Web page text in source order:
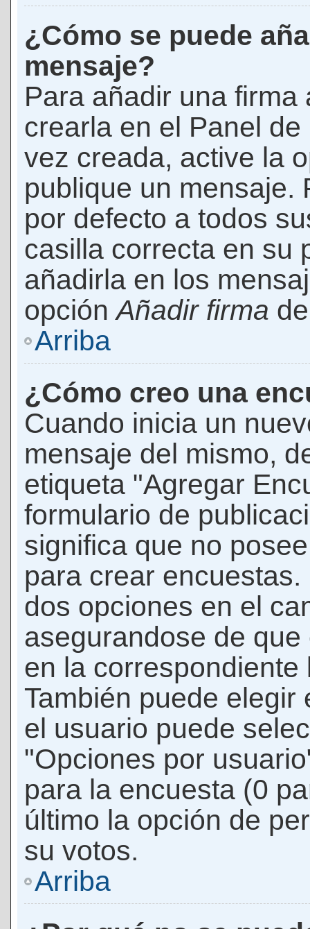
¿Cómo se puede
mensaje?
Para añadir una
crearla en el Panel
vez creada, active la
publique un mensaje.
por defecto a todos
casilla correcta en su
añadirla en los
opciónAñadir firma
Arriba
¿Cómo creo una
Cuando inicia un
mensaje del mismo,
etiqueta "Agregar
formulario de
significa que no
para crear
dos opciones en el
asegurandose de
en la
También puede
el usuario puede
"Opciones por
para la encuesta (0
último la opción de
su votos.
Arriba